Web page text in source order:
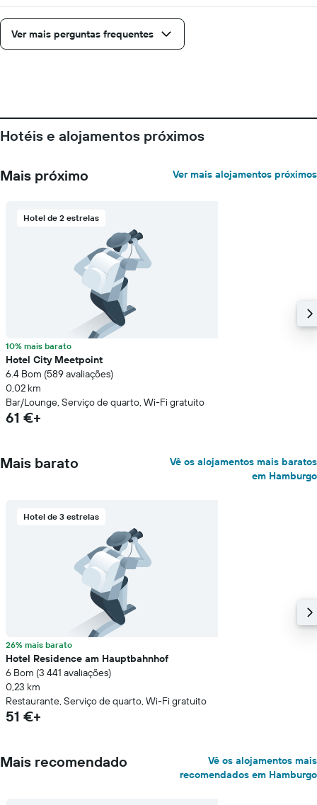
estadia
numa
abcissa
O
médio
de
um
numa
ordenada
Ver mais perguntas frequentes
Hotéis e alojamentos próximos
Mais próximo Ver mais alojamentos próximos
Hotel de 2 estrelas
10% mais barato
Hotel City Meetpoint
6.4 Bom (589 avaliações)
0,02 km
Bar/Lounge, Serviço de quarto, Wi-Fi gratuito
61 €+
Mais barato
Vê os alojamentos mais baratos
em Hamburgo
Hotel de 3 estrelas
26% mais barato
Hotel Residence am Hauptbahnhof
6 Bom (3 441 avaliações)
0,23 km
Restaurante, Serviço de quarto, Wi-Fi gratuito
51 €+
Mais recomendado
Vê os alojamentos mais
recomendados em Hamburgo